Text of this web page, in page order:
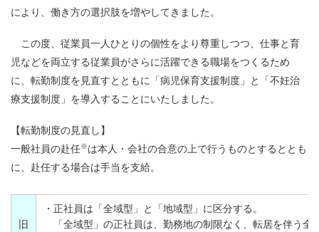
により、働き方の選択肢を増やしてきました。
この度、従業員一人ひとりの個性をより尊重しつつ、仕事と育
児などを両立する従業員がさらに活躍できる職場をつくるため
に、転勤制度を見直すとともに「病児保育支援制度」と「不妊治
療支援制度」を導入することにいたしました。
【転勤制度の見直し】
一般社員の赴任※は本人・会社の合意の上で行うものとするととも
に、赴任する場合は手当を支給。
旧
・正社員は「全域型」と「地域型」に区分する。
「全域型」の正社員は、勤務地の制限なく、転居を伴う全